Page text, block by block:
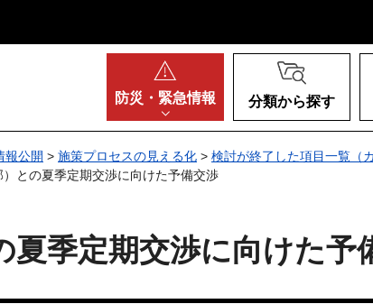
防災・ 緊急情報 分類から探す
報公開 > 施策プロセスの見える化 > 検討が終了した項目一覧（
との夏季定期交渉に向けた予備交渉
夏季定期交渉に向けた予